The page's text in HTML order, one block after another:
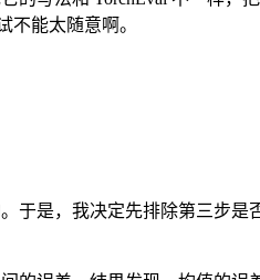
不能太随意啊。
是，我决定先排除第三步是